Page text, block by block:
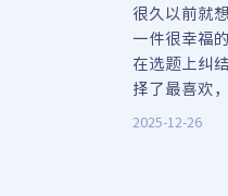
很久以前就
一件很幸福
在选题上纠
择了最喜欢
2025-12-26